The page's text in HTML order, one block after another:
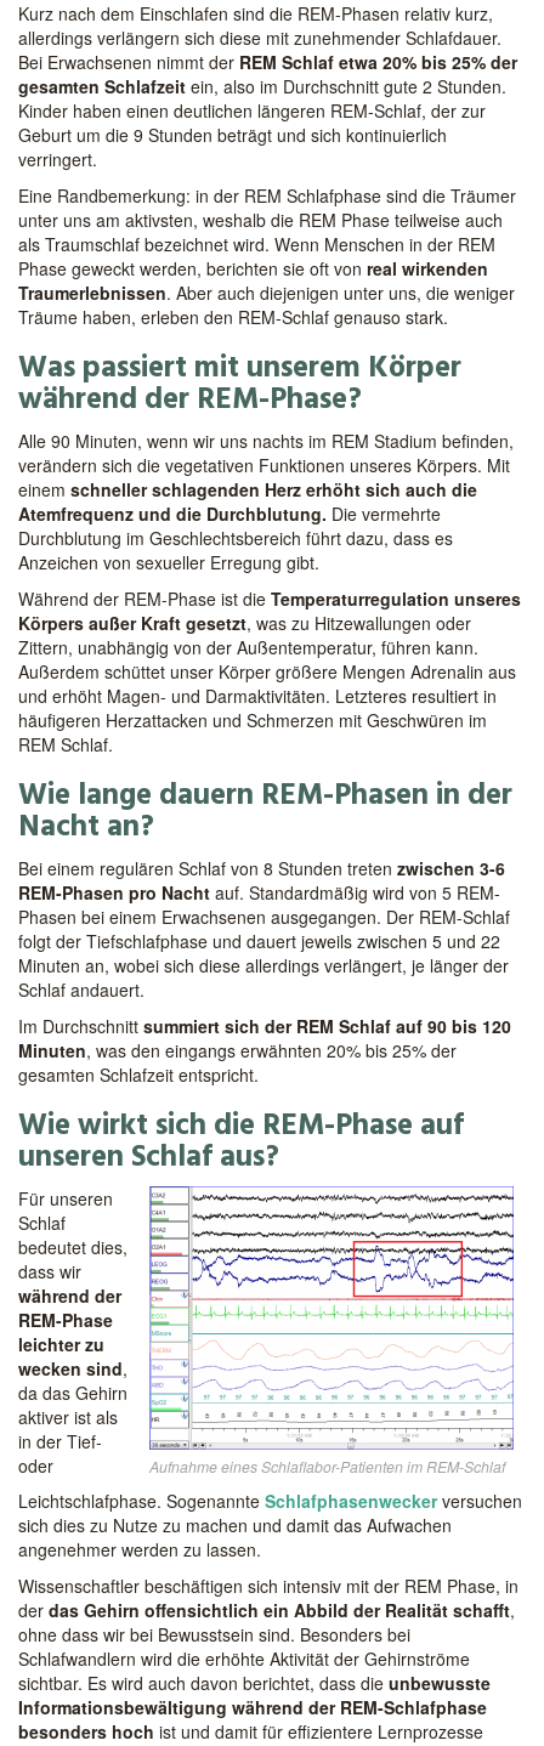
Kurz nach dem Einschlafen sind die REM-Phasen relativ kurz,
allerdings verlängern sich diese mit zunehmender Schlafdauer.
Bei Erwachsenen nimmt der REM Schlaf etwa 20% bis 25% der
gesamten Schlafzeit ein, also im Durchschnitt gute 2 Stunden.
Kinder haben einen deutlichen längeren REM-Schlaf, der zur
Geburt um die 9 Stunden beträgt und sich kontinuierlich
verringert.
Eine Randbemerkung: in der REM Schlafphase sind die Träumer
unter uns am aktivsten, weshalb die REM Phase teilweise auch
als Traumschlaf bezeichnet wird. Wenn Menschen in der REM
Phase geweckt werden, berichten sie oft von real wirkenden
Traumerlebnissen. Aber auch diejenigen unter uns, die weniger
Träume haben, erleben den REM-Schlaf genauso stark.
Was passiert mit unserem Körper
während der REM-Phase?
Alle 90 Minuten, wenn wir uns nachts im REM Stadium befinden,
verändern sich die vegetativen Funktionen unseres Körpers. Mit
einem schneller schlagenden Herz erhöht sich auch die
Atemfrequenz und die Durchblutung. Die vermehrte
Durchblutung im Geschlechtsbereich führt dazu, dass es
Anzeichen von sexueller Erregung gibt.
Während der REM-Phase ist die Temperaturregulation unseres
Körpers außer Kraft gesetzt, was zu Hitzewallungen oder
Zittern, unabhängig von der Außentemperatur, führen kann.
Außerdem schüttet unser Körper größere Mengen Adrenalin aus
und erhöht Magen- und Darmaktivitäten. Letzteres resultiert in
häufigeren Herzattacken und Schmerzen mit Geschwüren im
REM Schlaf.
Wie lange dauern REM-Phasen in der
Nacht an?
Bei einem regulären Schlaf von 8 Stunden treten zwischen 3-6
REM-Phasen pro Nacht auf. Standardmäßig wird von 5 REM-
Phasen bei einem Erwachsenen ausgegangen. Der REM-Schlaf
folgt der Tiefschlafphase und dauert jeweils zwischen 5 und 22
Minuten an, wobei sich diese allerdings verlängert, je länger der
Schlaf andauert.
Im Durchschnitt summiert sich der REM Schlaf auf 90 bis 120
Minuten, was den eingangs erwähnten 20% bis 25% der
gesamten Schlafzeit entspricht.
Wie wirkt sich die REM-Phase auf
unseren Schlaf aus?
Aufnahme eines Schlaflabor-Patienten im REM-Schlaf
Für unseren
Schlaf
bedeutet dies,
dass wir
während der
REM-Phase
leichter zu
wecken sind,
da das Gehirn
aktiver ist als
in der Tief-
oder
Leichtschlafphase. Sogenannte Schlafphasenweckerversuchen
sich dies zu Nutze zu machen und damit das Aufwachen
angenehmer werden zu lassen.
Wissenschaftler beschäftigen sich intensiv mit der REM Phase, in
der das Gehirn offensichtlich ein Abbild der Realität schafft,
ohne dass wir bei Bewusstsein sind. Besonders bei
Schlafwandlern wird die erhöhte Aktivität der Gehirnströme
sichtbar. Es wird auch davon berichtet, dass die unbewusste
Informationsbewältigung während der REM-Schlafphase
besonders hoch ist und damit für effizientere Lernprozesse